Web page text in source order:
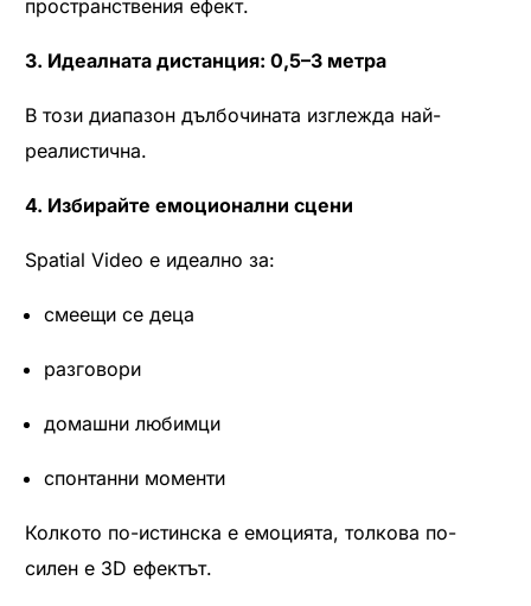
пространствения ефект.
3. Идеалната дистанция: 0,5–3 метра
В този диапазон дълбочината изглежда най-
реалистична.
4. Избирайте емоционални сцени
Spatial Video е идеално за:
смеещи се деца
разговори
домашни любимци
спонтанни моменти
Колкото по-истинска е емоцията, толкова по-
силен е 3D ефектът.